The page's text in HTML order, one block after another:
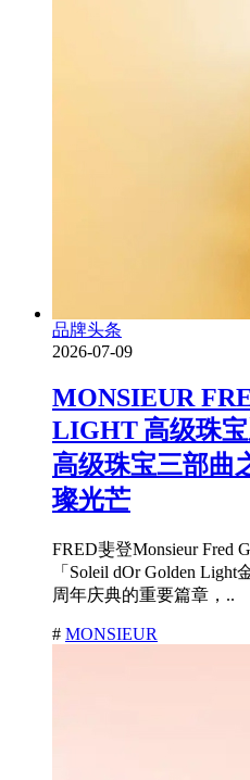
品牌头条
2026-07-09
MONSIEUR
LIGHT 高级珠
高级珠宝三部曲
璨光芒
FRED斐登Monsieur Fred
「Soleil dOr Golden
周年庆典的重要篇章，..
# MONSIEUR